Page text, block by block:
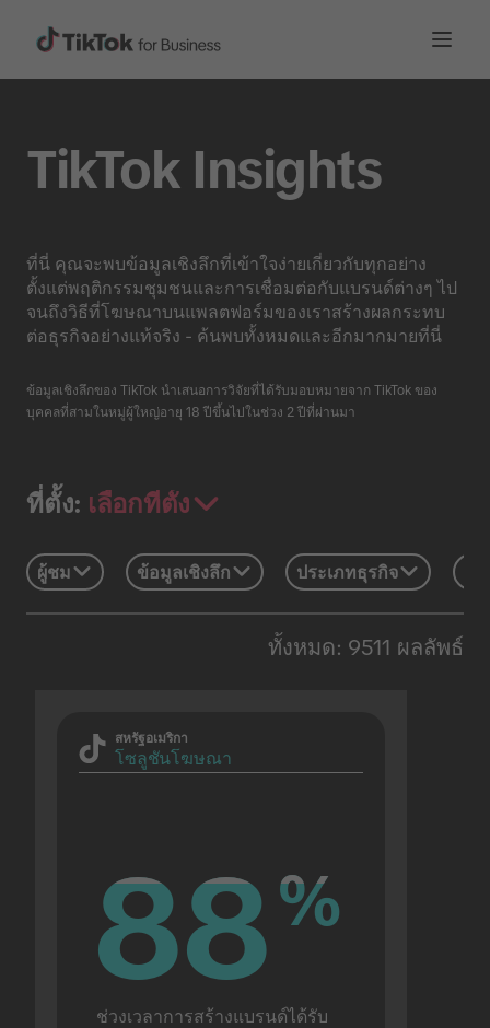
TikTok Insights
ที่นี่ คุณจะพบข้อมูลเชิงลึกที่เข้าใจง่ายเกี่ยวกับทุกอย่าง
ตั้งแต่พฤติกรรมชุมชนและการเชื่อมต่อกับแบรนด์ต่างๆ ไป
จนถึงวิธีที่โฆษณาบนแพลตฟอร์มของเราสร้างผลกระทบ
ต่อธุรกิจอย่างแท้จริง - ค้นพบทั้งหมดและอีกมากมายที่นี่
ข้อมูลเชิงลึกของ TikTok นำเสนอการวิจัยที่ได้รับมอบหมายจาก TikTok ของ
บุคคลที่สามในหมู่ผู้ใหญ่อายุ 18 ปีขึ้นไปในช่วง 2 ปีที่ผ่านมา
ที่ตั้ง: เลือกที่ตั้ง
ผู้ชม ข้อมูลเชิงลึก ประเภทธุรกิจ
ทั้งหมด: 9511 ผลลัพธ์
สหรัฐอเมริกา
โซลูชันโฆษณา
88%
88%
ช่วงเวลาการสร้างแบรนด์ได้รับ